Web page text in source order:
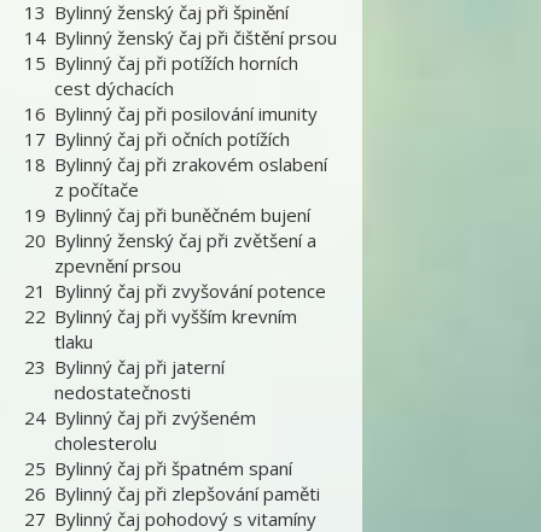
13 Bylinný ženský čaj při špinění
14 Bylinný ženský čaj při čištění prsou
15 Bylinný čaj při potížích horních
cest dýchacích
16 Bylinný čaj při posilování imunity
17 Bylinný čaj při očních potížích
18 Bylinný čaj při zrakovém oslabení
z počítače
19 Bylinný čaj při buněčném bujení
20 Bylinný ženský čaj při zvětšení a
zpevnění prsou
21 Bylinný čaj při zvyšování potence
22 Bylinný čaj při vyšším krevním
tlaku
23 Bylinný čaj při jaterní
nedostatečnosti
24 Bylinný čaj při zvýšeném
cholesterolu
25 Bylinný čaj při špatném spaní
26 Bylinný čaj při zlepšování paměti
27 Bylinný čaj pohodový s vitamíny